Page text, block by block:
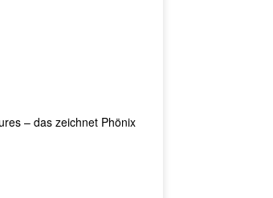
– das zeichnet Phönix